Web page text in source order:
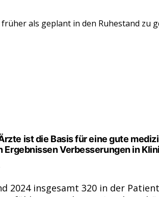
als geplant in den Ruhestand zu
ist die Basis für eine gute
Verbesserungen in
2024 insgesamt 320 in der